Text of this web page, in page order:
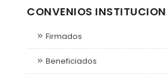
CONVENIOS
Firmados
Beneficiados